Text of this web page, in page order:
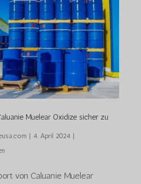
Muelear Oxidize sicher zu
| 4. April 2024 |
von Caluanie Muelear